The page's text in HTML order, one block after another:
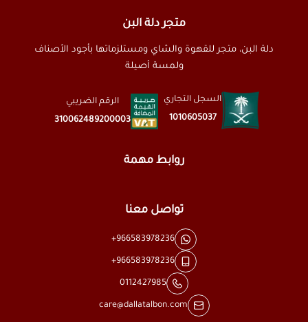
متجر دلة البن
دلة البن، متجر للقهوة والشاي ومستلزماتها بأجود الأصناف
ولمسة أصيلة
السجل التجاري
1010605037
الرقم الضريبي
310062489200003
روابط مهمة
تواصل معنا
+966583978236
+966583978236
0112427985
care@dallatalbon.com